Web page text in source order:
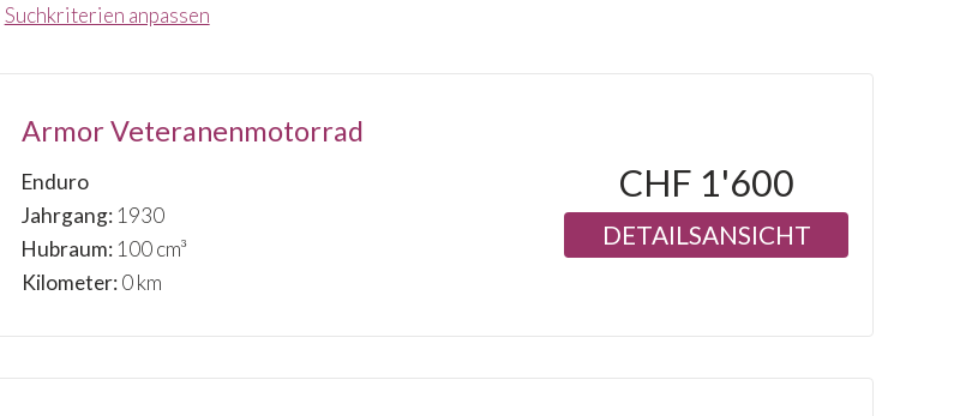
Suchkriterien anpassen
Armor Veteranenmotorrad
Enduro
Jahrgang:1930
Hubraum:100 cm³
Kilometer:0 km
CHF 1'600
DETAILSANSICHT